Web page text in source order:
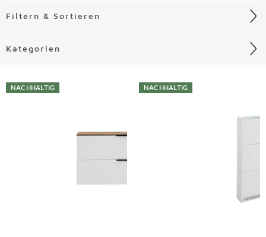
Filtern & Sortieren
Kategorien
NACHHALTIG NACHHALTIG